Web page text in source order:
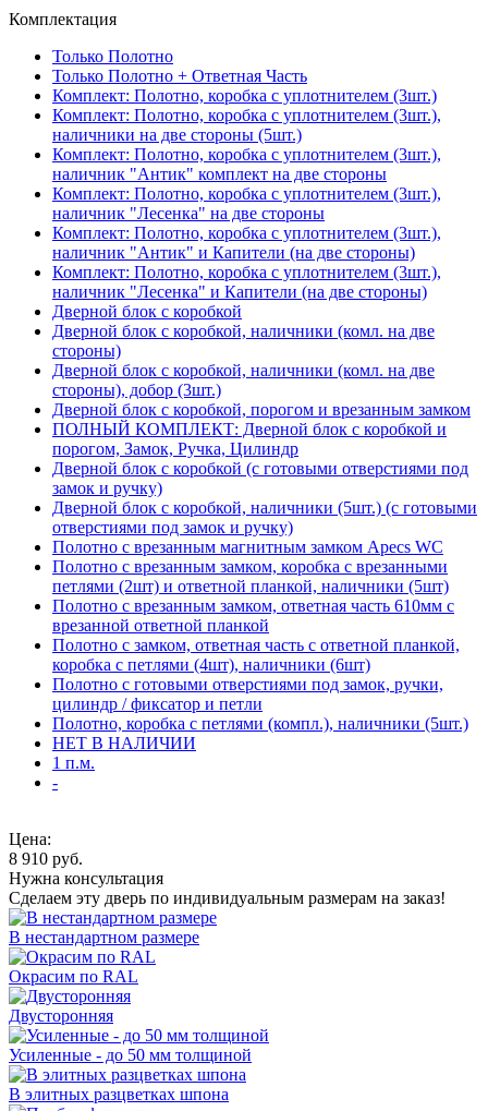
Комплектация
Только Полотно
Только Полотно + Ответная Часть
Комплект: Полотно, коробка с уплотнителем (3шт.)
Комплект: Полотно, коробка с уплотнителем (3шт.),
наличники на две стороны (5шт.)
Комплект: Полотно, коробка с уплотнителем (3шт.),
наличник "Антик" комплект на две стороны
Комплект: Полотно, коробка с уплотнителем (3шт.),
наличник "Лесенка" на две стороны
Комплект: Полотно, коробка с уплотнителем (3шт.),
наличник "Антик" и Капители (на две стороны)
Комплект: Полотно, коробка с уплотнителем (3шт.),
наличник "Лесенка" и Капители (на две стороны)
Дверной блок с коробкой
Дверной блок с коробкой, наличники (комл. на две
стороны)
Дверной блок с коробкой, наличники (комл. на две
стороны), добор (3шт.)
Дверной блок с коробкой, порогом и врезанным замком
ПОЛНЫЙ КОМПЛЕКТ: Дверной блок с коробкой и
порогом, Замок, Ручка, Цилиндр
Дверной блок с коробкой (с готовыми отверстиями под
замок и ручку)
Дверной блок с коробкой, наличники (5шт.) (с готовыми
отверстиями под замок и ручку)
Полотно с врезанным магнитным замком Apecs WC
Полотно с врезанным замком, коробка с врезанными
петлями (2шт) и ответной планкой, наличники (5шт)
Полотно с врезанным замком, ответная часть 610мм с
врезанной ответной планкой
Полотно с замком, ответная часть с ответной планкой,
коробка с петлями (4шт), наличники (6шт)
Полотно с готовыми отверстиями под замок, ручки,
цилиндр / фиксатор и петли
Полотно, коробка с петлями (компл.), наличники (5шт.)
НЕТ В НАЛИЧИИ
1 п.м.
-
Цена:
8 910 руб.
Нужна консультация
Сделаем эту дверь по индивидуальным размерам на заказ!
В нестандартном размере
Окрасим по RAL
Двусторонняя
Усиленные - до 50 мм толщиной
В элитных разцветках шпона